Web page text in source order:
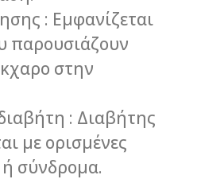
: Εμφανίζεται
παρουσιάζουν
στην
: Διαβήτης
με ορισμένες
ή σύνδρομα.